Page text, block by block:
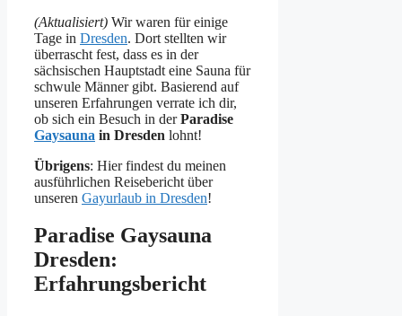
(Aktualisiert) Wir waren für einige
Tage in Dresden. Dort stellten wir
überrascht fest, dass es in der
sächsischen Hauptstadt eine Sauna für
schwule Männer gibt. Basierend auf
unseren Erfahrungen verrate ich dir,
ob sich ein Besuch in derParadise
Gaysauna in Dresden lohnt!
Übrigens: Hier findest du meinen
ausführlichen Reisebericht über
unseren Gayurlaub in Dresden!
Paradise Gaysauna
Dresden:
Erfahrungsbericht